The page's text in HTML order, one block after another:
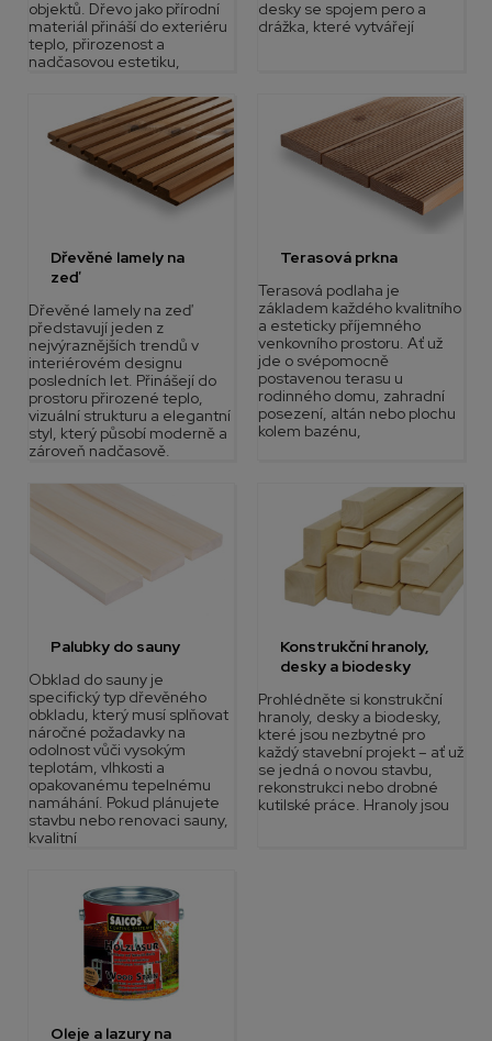
objektů. Dřevo jako přírodní
materiál přináší do exteriéru
teplo, přirozenost a
nadčasovou estetiku,
desky se spojem pero a
drážka, které vytvářejí
Dřevěné lamely na
zeď
Dřevěné lamely na zeď
představují jeden z
nejvýraznějších trendů v
interiérovém designu
posledních let. Přinášejí do
prostoru přirozené teplo,
vizuální strukturu a elegantní
styl, který působí moderně a
zároveň nadčasově.
Terasová prkna
Terasová podlaha je
základem každého kvalitního
a esteticky příjemného
venkovního prostoru. Ať už
jde o svépomocně
postavenou terasu u
rodinného domu, zahradní
posezení, altán nebo plochu
kolem bazénu,
Palubky do sauny
Obklad do sauny je
specifický typ dřevěného
obkladu, který musí splňovat
náročné požadavky na
odolnost vůči vysokým
teplotám, vlhkosti a
opakovanému tepelnému
namáhání. Pokud plánujete
stavbu nebo renovaci sauny,
kvalitní
Konstrukční hranoly,
desky a biodesky
Prohlédněte si konstrukční
hranoly, desky a biodesky,
které jsou nezbytné pro
každý stavební projekt – ať už
se jedná o novou stavbu,
rekonstrukci nebo drobné
kutilské práce. Hranoly jsou
Oleje a lazury na